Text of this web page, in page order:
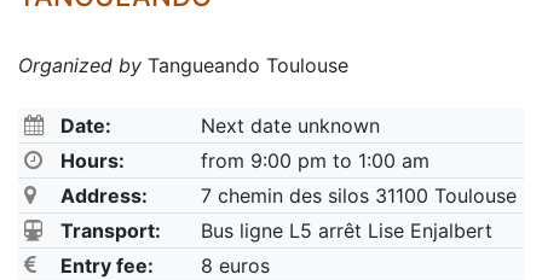
Organized by Tangueando Toulouse
Date:
Next date unknown
Hours:
from 9:00 pm to 1:00 am
Address:
7 chemin des silos 31100 Toulouse
Transport:
Bus ligne L5 arrêt Lise Enjalbert
Entry fee:
8 euros